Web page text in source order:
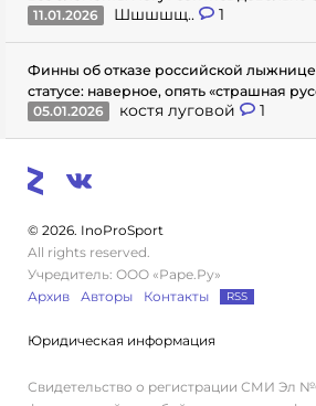
11.01.2026
Шшшшщ.. 1
Финны об отказе российской
статусе: наверное, опять «страшная
05.01.2026
костя луговой 1
© 2026. InoProSport
All rights reserved.
Учредитель: ООО «Раре.Ру»
Архив
Авторы Контакты RSS
Юридическая информация
Свидетельство о регистрации СМИ Эл